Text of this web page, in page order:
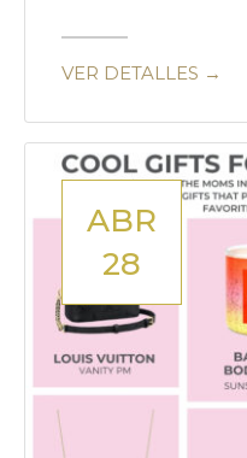
VER DETALLES →
ABR
28